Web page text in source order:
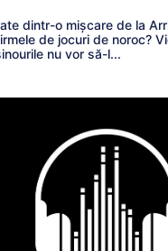
dintr-o mișcare de la
de jocuri de noroc?
nu vor să-l...